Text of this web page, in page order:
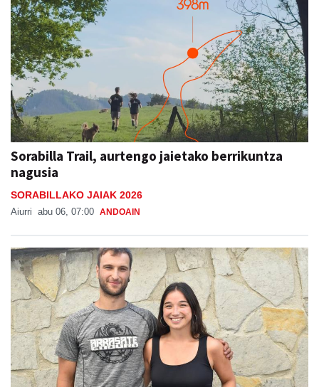
Sorabilla Trail, aurtengo jaietako berrikuntza
nagusia
SORABILLAKO JAIAK 2026
Aiurri abu 06, 07:00 ANDOAIN